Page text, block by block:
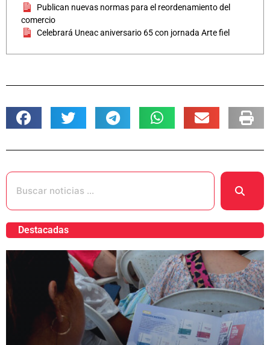
Publican nuevas normas para el reordenamiento del
comercio
Celebrará Uneac aniversario 65 con jornada Arte fiel
Destacadas